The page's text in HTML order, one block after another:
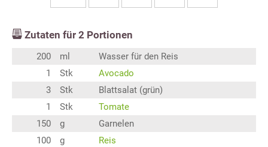
Zutaten für 2 Portionen
200 ml
Wasser für den Reis
1
Stk
Avocado
3
Stk
Blattsalat (grün)
1
Stk
Tomate
150
g
Garnelen
100
g Reis